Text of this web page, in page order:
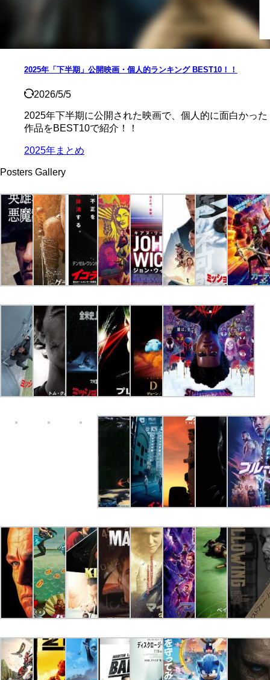
2025年「下半期」公開映画・個人的ランキング BEST10！！
2026/5/5
2025年下半期に公開された映画で、個人的に面白かった
作品をBEST10で紹介！！
2025年まとめ
Posters Gallery